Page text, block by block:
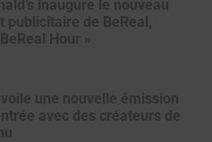
inaugure le nouveau
publicitaire de BeReal,
Hour »
une nouvelle émission
avec des créateurs de